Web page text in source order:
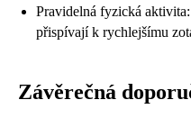
Pravidelná fyzická
přispívají k rychlejšímu
Závěrečná